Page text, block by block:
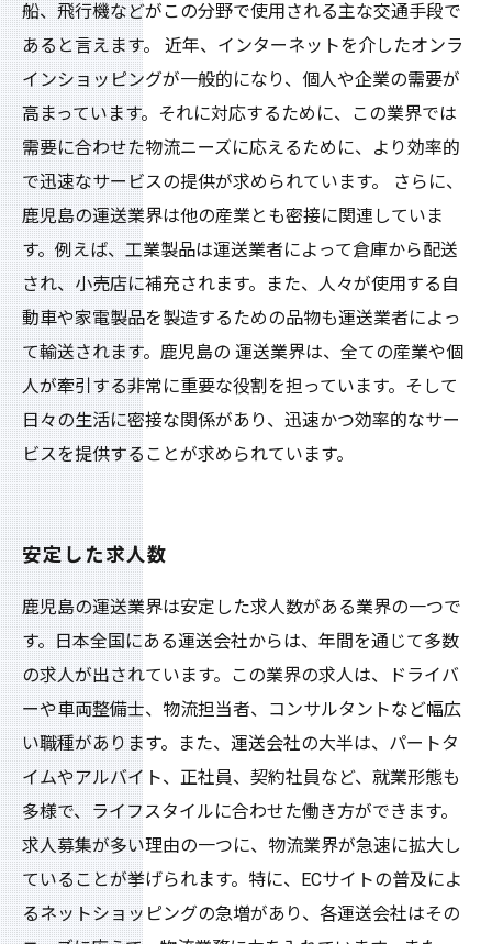
船、飛行機などがこの分野で使用される主な交通手段で
あると言えます。 近年、インターネットを介したオンラ
インショッピングが一般的になり、個人や企業の需要が
高まっています。それに対応するために、この業界では
需要に合わせた物流ニーズに応えるために、より効率的
で迅速なサービスの提供が求められています。 さらに、
鹿児島の運送業界は他の産業とも密接に関連していま
す。例えば、工業製品は運送業者によって倉庫から配送
され、小売店に補充されます。また、人々が使用する自
動車や家電製品を製造するための品物も運送業者によっ
て輸送されます。鹿児島の 運送業界は、全ての産業や個
人が牽引する非常に重要な役割を担っています。そして
日々の生活に密接な関係があり、迅速かつ効率的なサー
ビスを提供することが求められています。
安定した求人数
鹿児島の運送業界は安定した求人数がある業界の一つで
す。日本全国にある運送会社からは、年間を通じて多数
の求人が出されています。この業界の求人は、ドライバ
ーや車両整備士、物流担当者、コンサルタントなど幅広
い職種があります。また、運送会社の大半は、パートタ
イムやアルバイト、正社員、契約社員など、就業形態も
多様で、ライフスタイルに合わせた働き方ができます。
求人募集が多い理由の一つに、物流業界が急速に拡大し
ていることが挙げられます。特に、ECサイトの普及によ
るネットショッピングの急増があり、各運送会社はその